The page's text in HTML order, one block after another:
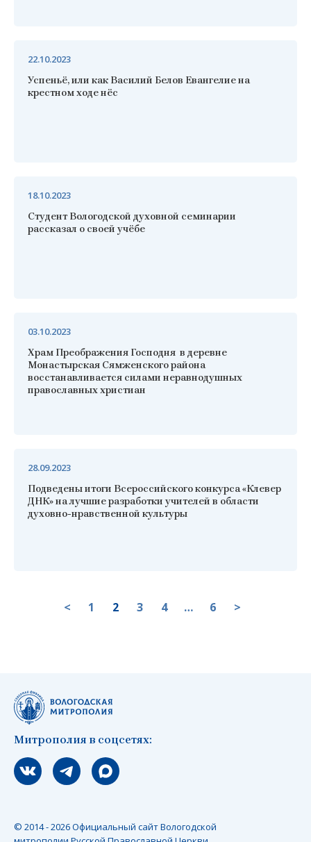
Успеньё, или как Василий Белов Евангелие на
крестном ходе нёс
22.10.2023
Студент Вологодской духовной семинарии
рассказал о своей учёбе
18.10.2023
Храм Преображения Господня в деревне
Монастырская Сямженского района
восстанавливается силами неравнодушных
православных христиан
03.10.2023
Подведены итоги Всероссийского конкурса «Клевер
ДНК» на лучшие разработки учителей в области
духовно-нравственной культуры
28.09.2023
< 1 2 3 4 … 6 >
Митрополия в соцсетях:
Мы вконтакте
Мы в telegram
Мы в Макс
© 2014 - 2026 Официальный сайт Вологодской